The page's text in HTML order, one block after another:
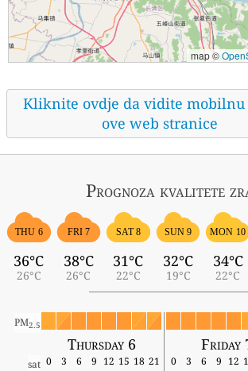
map ©
Kliknite ovdje da vidite
ove web stranice
Prognoza kvalitete
THU 6
36°C
26°C
FRI 7
38°C
26°C
SAT 8
31°C
22°C
SUN 9
32°C
19°C
MON 10
34°C
22°C
PM2.5
Thursday 6 Friday
sat 0 3 6 9 12 15 18 21 0 3 6 9 12